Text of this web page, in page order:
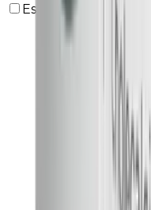
Estrés y Agotamiento